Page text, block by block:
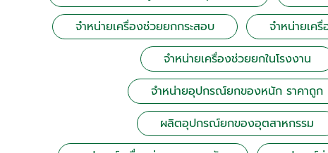
จำหน่ายเครื่องช่วยยกกระสอบ
จำหน่ายเค
จำหน่ายเครื่องช่วยยกในโรงงาน
จำหน่ายอุปกรณ์ยกของหนัก ราคาถูก
ผลิตอุปกรณ์ยกของอุตสาหกรรม